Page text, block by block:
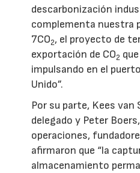
descarbonización
complementa nuestra
7CO2, el proyecto de
exportación de CO2
impulsando en el
Unido”.
Por su parte, Kees
delegado y Peter
operaciones,
afirmaron que “la
almacenamiento